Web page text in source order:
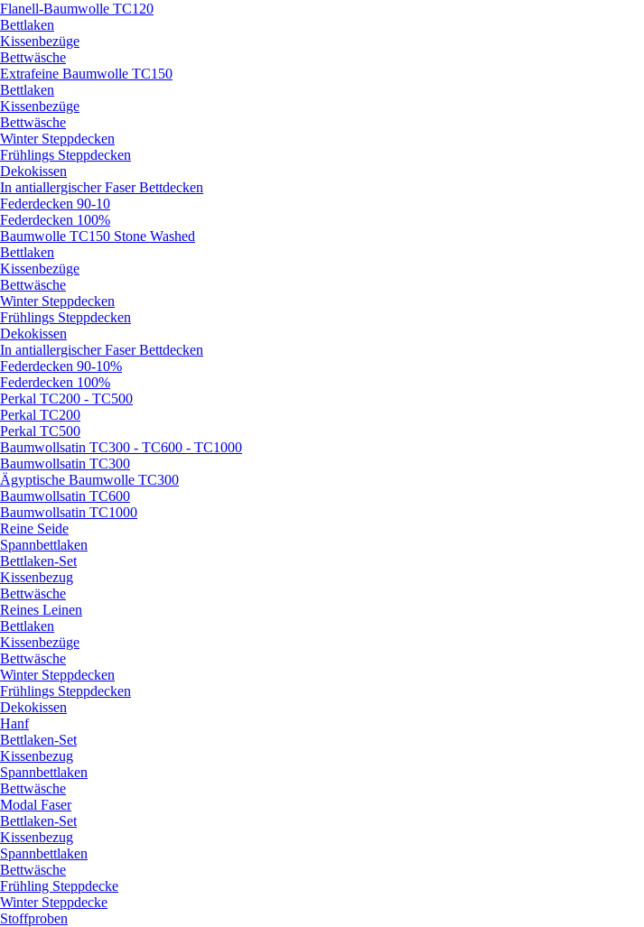
Flanell-Baumwolle TC120
Bettlaken
Kissenbezüge
Bettwäsche
Extrafeine Baumwolle TC150
Bettlaken
Kissenbezüge
Bettwäsche
Winter Steppdecken
Frühlings Steppdecken
Dekokissen
In antiallergischer Faser Bettdecken
Federdecken 90-10
Federdecken 100%
Baumwolle TC150 Stone Washed
Bettlaken
Kissenbezüge
Bettwäsche
Winter Steppdecken
Frühlings Steppdecken
Dekokissen
In antiallergischer Faser Bettdecken
Federdecken 90-10%
Federdecken 100%
Perkal TC200 - TC500
Perkal TC200
Perkal TC500
Baumwollsatin TC300 - TC600 - TC1000
Baumwollsatin TC300
Ägyptische Baumwolle TC300
Baumwollsatin TC600
Baumwollsatin TC1000
Reine Seide
Spannbettlaken
Bettlaken-Set
Kissenbezug
Bettwäsche
Reines Leinen
Bettlaken
Kissenbezüge
Bettwäsche
Winter Steppdecken
Frühlings Steppdecken
Dekokissen
Hanf
Bettlaken-Set
Kissenbezug
Spannbettlaken
Bettwäsche
Modal Faser
Bettlaken-Set
Kissenbezug
Spannbettlaken
Bettwäsche
Frühling Steppdecke
Winter Steppdecke
Stoffproben